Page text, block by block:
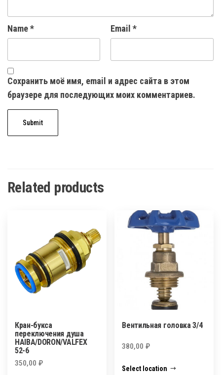
Name* Email *
Сохранить моё имя, email и адрес сайта в этом
браузере для последующих моих комментариев.
Related products
Кран-букса
переключения душа
HAIBA/DORON/VALFEX
52-6
350,00 ₽
Вентильная головка 3/4
380,00₽
Select location